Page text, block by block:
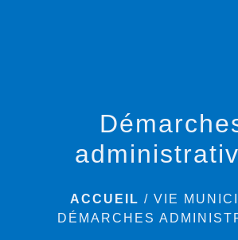
ACCUEIL / VIE
DÉMARCHES